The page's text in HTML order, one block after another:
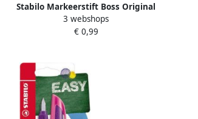
Stabilo Markeerstift Boss Original
70 55 lavendel
3 webshops
€ 0,99